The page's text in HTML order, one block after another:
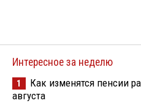
Интересное за неделю
1
Как изменятся пенсии
августа